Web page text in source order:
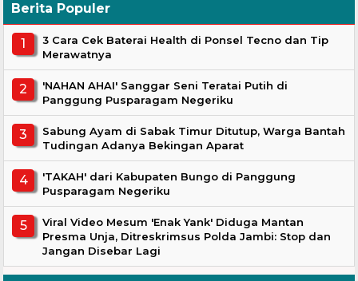
Berita Populer
3 Cara Cek Baterai Health di Ponsel Tecno dan Tip
Merawatnya
'NAHAN AHAI' Sanggar Seni Teratai Putih di
Panggung Pusparagam Negeriku
Sabung Ayam di Sabak Timur Ditutup, Warga Bantah
Tudingan Adanya Bekingan Aparat
'TAKAH' dari Kabupaten Bungo di Panggung
Pusparagam Negeriku
Viral Video Mesum 'Enak Yank' Diduga Mantan
Presma Unja, Ditreskrimsus Polda Jambi: Stop dan
Jangan Disebar Lagi